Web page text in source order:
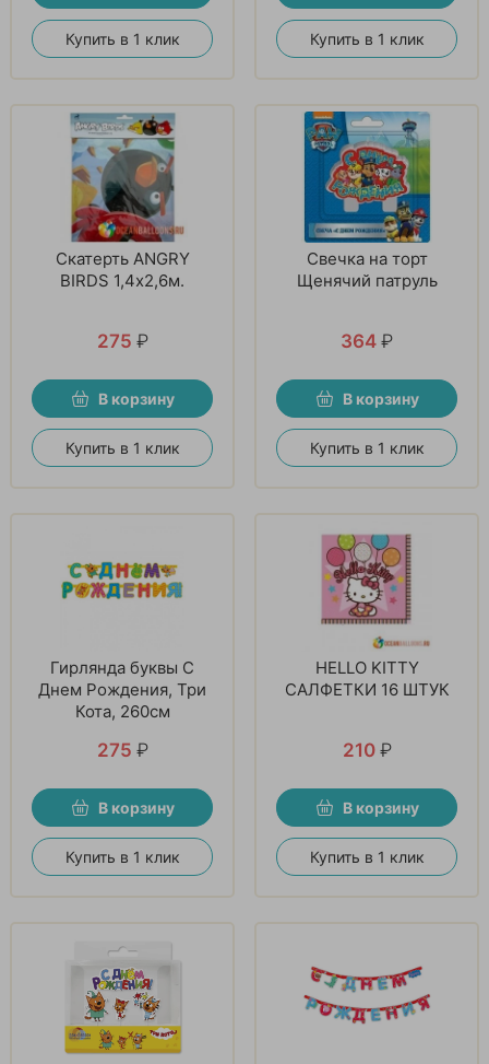
Купить в 1 клик Купить в 1 клик
Скатерть ANGRY
BIRDS 1,4х2,6м.
275 ₽
В корзину
Купить в 1 клик
Свечка на торт
Щенячий патруль
364 ₽
В корзину
Купить в 1 клик
Гирлянда буквы С
Днем Рождения, Три
Кота, 260см
275 ₽
В корзину
Купить в 1 клик
HELLO KITTY
САЛФЕТКИ 16 ШТУК
210 ₽
В корзину
Купить в 1 клик